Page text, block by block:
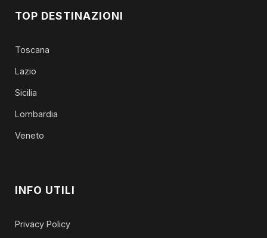
TOP DESTINAZIONI
Toscana
Lazio
Sicilia
Lombardia
Veneto
INFO UTILI
Privacy Policy